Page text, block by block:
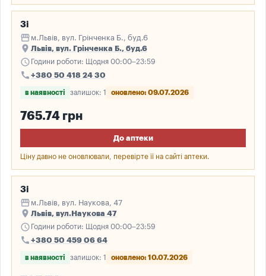
3і
storefront м.Львів, вул. Грінченка Б., буд.6
place Львів, вул. Грінченка Б., буд.6
schedule Години роботи: Щодня 00:00–23:59
call +380 50 418 24 30
в наявності залишок: 1 оновлено: 09.07.2026
765.74 грн
До аптеки
Ціну давно не оновлювали, перевірте її на сайті аптеки.
3і
storefront м.Львів, вул. Наукова, 47
place Львів, вул.Наукова 47
schedule Години роботи: Щодня 00:00–23:59
call +380 50 459 06 64
в наявності залишок: 1 оновлено: 10.07.2026